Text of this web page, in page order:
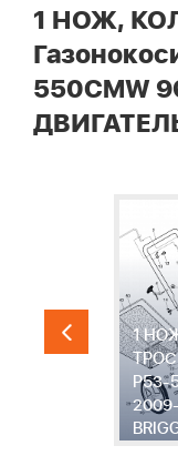
1 НОЖ,
550CMW
ДВИГАТЕЛЬ
1
ТРОС
P53-